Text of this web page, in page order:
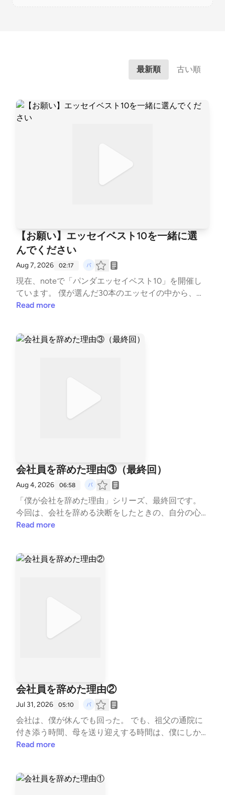
最新順 古い順
【お願い】エッセイベスト10を一緒に選
んでください
Aug 7, 2026 02:17
現在、noteで「パンダエッセイベスト10」を開催し
ています。 僕が選んだ30本のエッセイの中から、
「この作品が好きだった」 「印象に残っている」 と
に作りたいと思っています。 参加は簡単です。 放送
票を楽しみにしています。 #note #エッセイ #読者参
加型 #企画 #文章を書く #スタエフ --- stand.fmで
Read more
会社員を辞めた理由③（最終回）
Aug 4, 2026 06:58
「僕が会社を辞めた理由」シリーズ、最終回です。
今回は、会社を辞める決断をしたときの、自分の心の
葛藤についてお話ししました。 仕事や会社への不満
についてお話ししています。 この放送が、誰かの働
ただけると嬉しいです。 #会社員 #退職 #働き方 #人
生 #価値観 #キャリア #自己紹介 #ライフスタイル --
Read more
会社員を辞めた理由②
Jul 31, 2026 05:10
会社は、僕が休んでも回った。 でも、祖父の通院に
付き添う時間、母を送り迎えする時間は、僕にしか過
ごせない時間でした。 退職を決めた、もう一つの理
でした。 会社の判断は間違っていなかったと思いま
Read more